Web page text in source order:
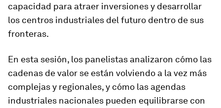
capacidad para atraer inversiones y desarrollar
los centros industriales del futuro dentro de sus
fronteras.
En esta sesión, los panelistas analizaron cómo las
cadenas de valor se están volviendo a la vez más
complejas y regionales, y cómo las agendas
industriales nacionales pueden equilibrarse con